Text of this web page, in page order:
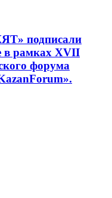
подписали
в рамках XVII
форума